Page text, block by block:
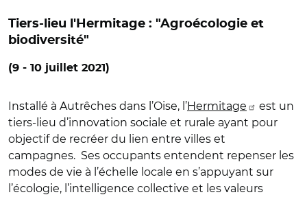
Tiers-lieu l'Hermitage : "Agroécologie et
biodiversité"
(9 - 10 juillet 2021)
Installé à Autrêches dans l’Oise, l’Hermitage
est un
tiers-lieu d’innovation sociale et rurale ayant pour
objectif de recréer du lien entre villes et
campagnes. Ses occupants entendent repenser les
modes de vie à l’échelle locale en s’appuyant sur
l’écologie, l’intelligence collective et les valeurs